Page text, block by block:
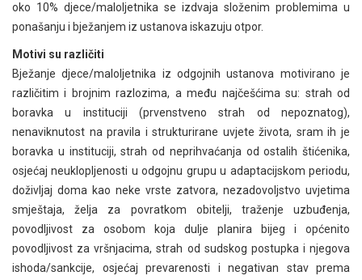
oko 10% djece/maloljetnika se izdvaja složenim problemima u
ponašanju i bježanjem iz ustanova iskazuju otpor.
Motivi su različiti
Bježanje djece/maloljetnika iz odgojnih ustanova motivirano je
različitim i brojnim razlozima, a među najčešćima su: strah od
boravka u instituciji (prvenstveno strah od nepoznatog),
nenaviknutost na pravila i strukturirane uvjete života, sram ih je
boravka u instituciji, strah od neprihvaćanja od ostalih štićenika,
osjećaj neuklopljenosti u odgojnu grupu u adaptacijskom periodu,
doživljaj doma kao neke vrste zatvora, nezadovoljstvo uvjetima
smještaja, želja za povratkom obitelji, traženje uzbuđenja,
povodljivost za osobom koja dulje planira bijeg i općenito
povodljivost za vršnjacima, strah od sudskog postupka i njegova
ishoda/sankcije, osjećaj prevarenosti i negativan stav prema